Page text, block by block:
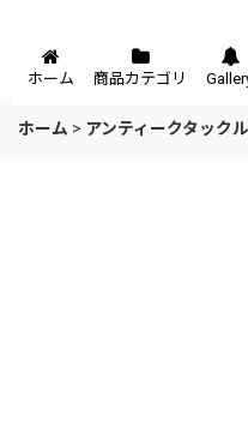
メニュー
ホーム 商品カテゴリ
ホーム > アンティークタックル